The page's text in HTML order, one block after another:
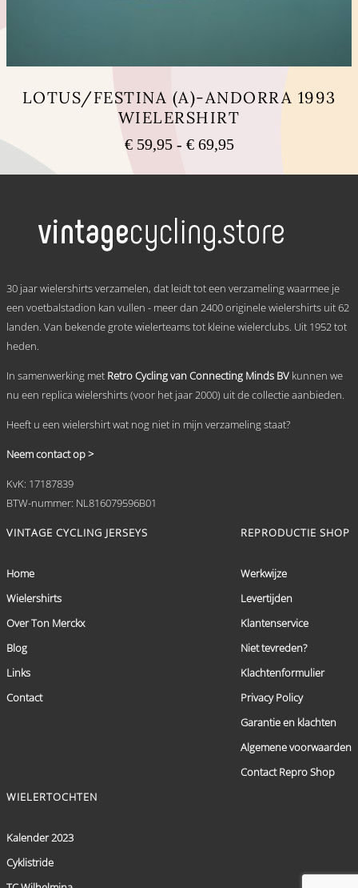
LOTUS/FESTINA (A)-ANDORRA 1993
WIELERSHIRT
€59,95 - €69,95Prijsklasse:
tot
variaties.
Deze
gekozen
op
de
30 jaar wielershirts verzamelen, dat leidt tot een verzameling waarmee je
een voetbalstadion kan vullen - meer dan 2400 originele wielershirts uit 62
landen. Van bekende grote wielerteams tot kleine wielerclubs. Uit 1952 tot
heden.
In samenwerking met Retro Cycling van Connecting Minds BV kunnen we
nu een replica wielershirts (voor het jaar 2000) uit de collectie aanbieden.
Heeft u een wielershirt wat nog niet in mijn verzameling staat?
Neem contact op >
KvK: 17187839
BTW-nummer: NL816079596B01
VINTAGE CYCLING JERSEYS
Home
Wielershirts
Over Ton Merckx
Blog
Links
Contact
REPRODUCTIE SHOP
Werkwijze
Levertijden
Klantenservice
Niet tevreden?
Klachtenformulier
Privacy Policy
Garantie en klachten
Algemene voorwaarden
Contact Repro Shop
WIELERTOCHTEN
Kalender 2023
Cyklistride